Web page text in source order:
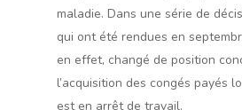
maladie. Dans une série de
qui ont été rendues en
en effet, changé de position
l’acquisition des congés payés
est en arrêt de travail.